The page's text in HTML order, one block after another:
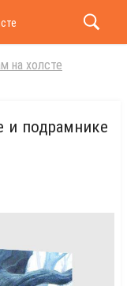
и подрамнике 40х50
на холсте
и подрамнике